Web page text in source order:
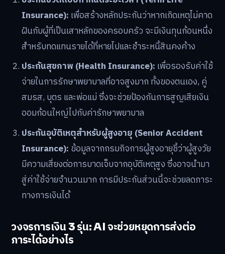
Insurance): เพื่อสร้างหลักประกันว่าหากเกิดเหตุไม่คาด
ฝันกับผู้ที่เป็นเสาหลักของครอบครัว จะมีเงินทุนก้อนหนึ่ง
สำหรับทดแทนรายได้ที่หายไปและชำระหนี้สินคงค้าง
ประกันสุขภาพ (Health Insurance): เพื่อรองรับค่าใช้
จ่ายในการรักษาพยาบาลที่อาจสูงมาก ทั้งของตนเอง, คู่
สมรส, บุตร และพ่อแม่ ซึ่งจะช่วยป้องกันการสูญเสียเงิน
ออมก้อนใหญ่ไปกับค่ารักษาพยาบาล
ประกันอุบัติเหตุสำหรับผู้สูงอายุ (Senior Accident
Insurance): ข้อมูลจากกรมกิจการผู้สูงอายุชี้ว่าผู้สูงวัย
มีความเสี่ยงต่อการบาดเจ็บจากอุบัติเหตุสูง ซึ่งอาจนำมา
สู่ค่าใช้จ่ายจำนวนมาก การมีประกันส่วนนี้จะช่วยลดภาระ
ทางการเงินได้
วงจรการเงิน 3 รุ่น: AI จะช่วยหยุดการส่งต่อ
ภาระได้อย่างไร